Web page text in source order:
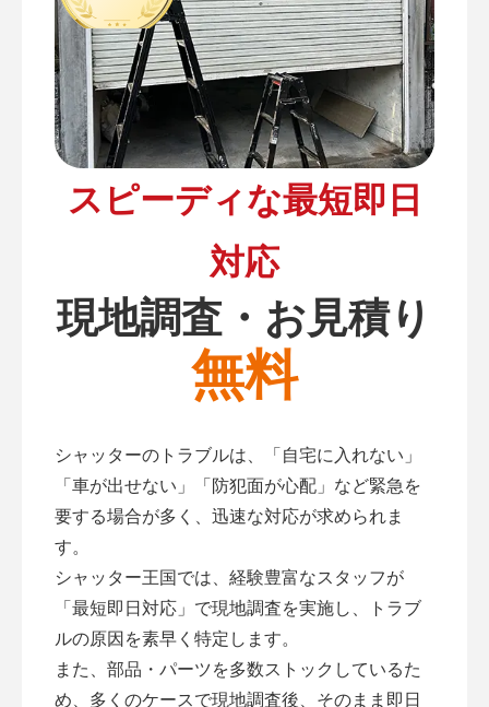
スピーディな最短即日
対応
現地調査・お見積り
無料
シャッターのトラブルは、「自宅に入れない」
「車が出せない」「防犯面が心配」など緊急を
要する場合が多く、迅速な対応が求められま
す。
シャッター王国では、経験豊富なスタッフが
「最短即日対応」で現地調査を実施し、トラブ
ルの原因を素早く特定します。
また、部品・パーツを多数ストックしているた
め、多くのケースで現地調査後、そのまま即日